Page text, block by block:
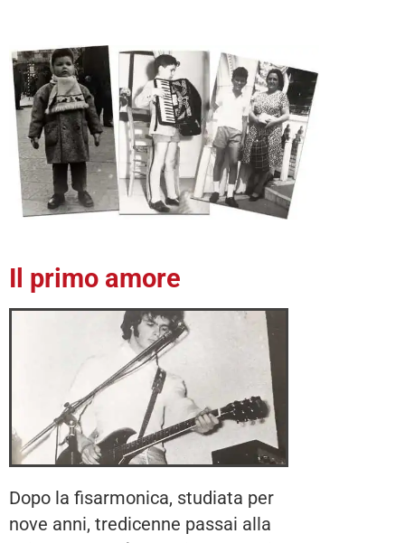
Il primo amore
Dopo la fisarmonica, studiata per
nove anni, tredicenne passai alla